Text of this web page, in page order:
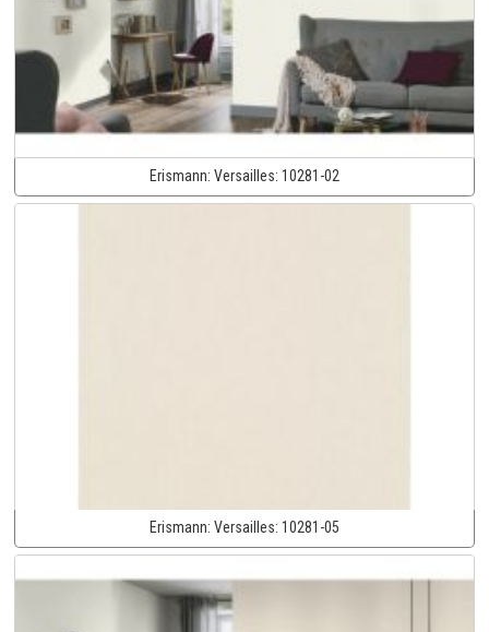
Erismann: Versailles: 10281-02
Erismann: Versailles: 10281-05